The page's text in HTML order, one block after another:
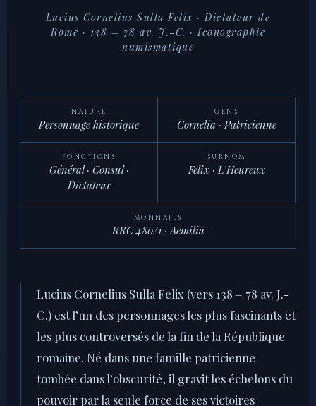
Lucius Cornelius Sulla Felix · Dictateur de
Rome · 138 – 78 av. J.-C. · Iconographie
numismatique
NATURE
Personnage historique
GENS
Cornelia · Patricienne
FONCTIONS
Général · Consul ·
Dictateur
SURNOM
Felix· L’Heureux
MONNAIES
RRC 480/1 · Aemilia
Lucius Cornelius Sulla Felix (vers 138 – 78 av. J.-
C.) est l’un des personnages les plus fascinants et
les plus controversés de la fin de la République
romaine. Né dans une famille patricienne
tombée dans l’obscurité, il gravit les échelons du
pouvoir par la seule force de ses victoires